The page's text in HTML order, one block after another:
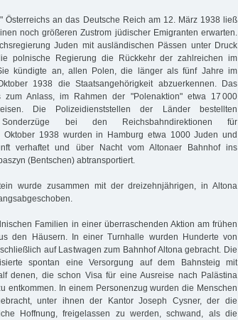
Österreichs an das Deutsche Reich am 12. März 1938 ließ
noch größeren Zustrom jüdischer Emigranten erwarten.
Juden mit ausländischen Pässen unter Druck
polnische Regierung die Rückkehr der zahlreichen im
kündigte an, allen Polen, die länger als fünf Jahre im
1938 die Staatsangehörigkeit abzuerkennen. Das
zum Anlass, im Rahmen der "Polenaktion" etwa 17 000
Die Polizeidienststellen der Länder bestellten
bei den Reichsbahndirektionen für
Oktober 1938 wurden in Hamburg etwa 1000 Juden und
verhaftet und über Nacht vom Altonaer Bahnhof ins
(Bentschen) abtransportiert.
wurde zusammen mit der dreizehnjährigen, in Altona
Familien in einer überraschenden Aktion am frühen
den Häusern. In einer Turnhalle wurden Hunderte von
auf Lastwagen zum Bahnhof Altona gebracht. Die
spontan eine Versorgung auf dem Bahnsteig mit
denen, die schon Visa für eine Ausreise nach Palästina
entkommen. In einem Personenzug wurden die Menschen
unter ihnen der Kantor Joseph Cysner, der die
Hoffnung, freigelassen zu werden, schwand, als die